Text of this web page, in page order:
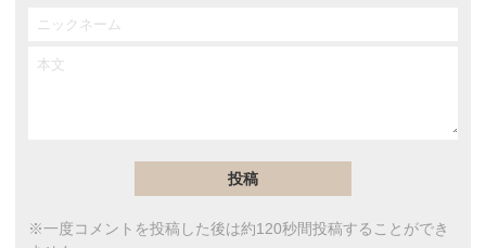
※一度コメントを投稿した後は約120秒間投稿することができ